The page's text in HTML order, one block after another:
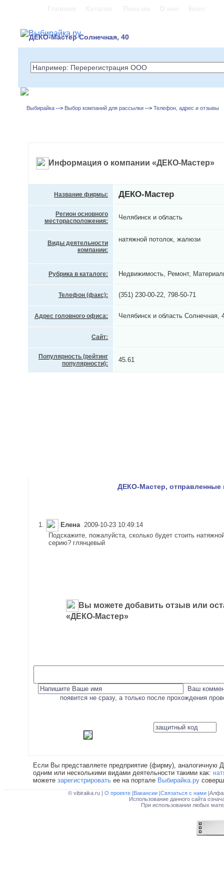
ДЕКО-Мастер Солнечная, 40
Выбирайка --> Выбор компаний для рассылки --> Телефон, адрес и отзывы
Информация о компании «ДЕКО-Мастер»
Название фирмы: ДЕКО-Мастер
Регион основного
месторасположения:
Челябинск и область
Виды деятельности
компании:
натяжной потолок, жалюзи
Рубрика в каталоге: Недвижимость, Ремонт,
Телефон (факс): (351) 230-00-22, 798-50-71
Адрес головного офиса: Челябинск и область Солнечная,
Сайт:
Популярность (рейтинг
популярности):
45.61
ДЕКО-Мастер, отправленные
1. Елена 2009-10-23 10:49:14
Подскажите, пожалуйста, сколько будет стоить
серию? глянцевый
Вы можете добавить отзыв или
«ДЕКО-Мастер»
Ваш
появится не сразу, а только после прохождения
Если Вы представляете предприятие (фирму), аналогичную
одним или несколькими видами деятельности такими как:
можете зарегистрировать ее на портале Выбирайка.ру
© vibiraika.ru | О проекте |Вакансии |Связаться с нами
Использование данного сайта
При использовании любых